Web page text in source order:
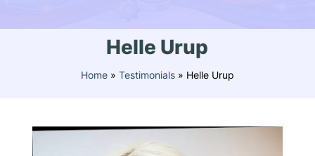
Helle Urup
Home» Testimonials» Helle Urup